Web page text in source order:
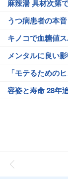
麻辣湯 具材次第
うつ病患者の本
キノコで血糖値
メンタルに良い
「モテるための
容姿と寿命 28年